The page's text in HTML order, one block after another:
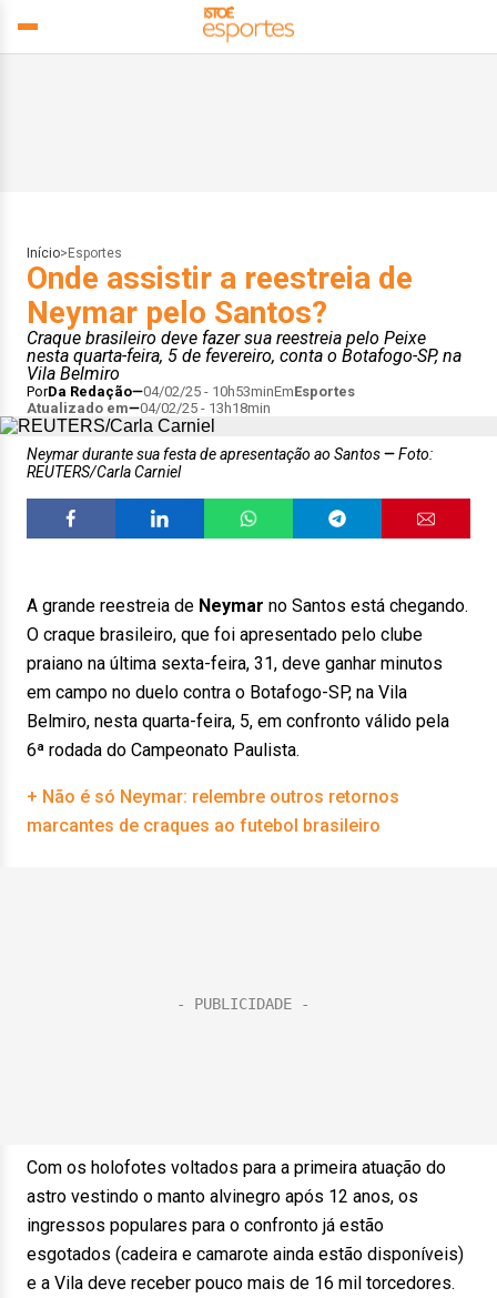
Início> Esportes
Onde assistir a reestreia de
Neymar pelo Santos?
Craque brasileiro deve fazer sua reestreia pelo Peixe
nesta quarta-feira, 5 de fevereiro, conta o Botafogo-SP, na
Vila Belmiro
PorDa Redação 04/02/25 - 10h53minEmEsportes
Atualizado em
04/02/25 - 13h18min
Neymar durante sua festa de apresentação ao Santos
Foto:
REUTERS/Carla Carniel
A grande reestreia de Neymar no Santos está chegando.
O craque brasileiro, que foi apresentado pelo clube
praiano na última sexta-feira, 31, deve ganhar minutos
em campo no duelo contra o Botafogo-SP, na Vila
Belmiro, nesta quarta-feira, 5, em confronto válido pela
6ª rodada do Campeonato Paulista.
+ Não é só Neymar: relembre outros retornos
marcantes de craques ao futebol brasileiro
Com os holofotes voltados para a primeira atuação do
astro vestindo o manto alvinegro após 12 anos, os
ingressos populares para o confronto já estão
esgotados (cadeira e camarote ainda estão disponíveis)
e a Vila deve receber pouco mais de 16 mil torcedores.